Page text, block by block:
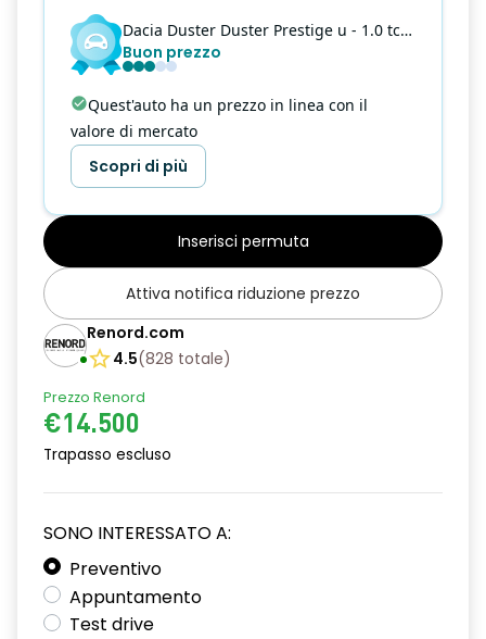
Dacia Duster Duster Prestige u - 1.0 tce Prestige up Gpl 4x2 100cv
Buon prezzo
Quest'auto ha un prezzo in linea con il
valore di mercato
Scopri di più
Inserisci permuta
Attiva notifica riduzione prezzo
Renord.com
4.5(828 totale)
Prezzo Renord
€14.500
Trapasso escluso
SONO INTERESSATO A:
Preventivo
Appuntamento
Test drive